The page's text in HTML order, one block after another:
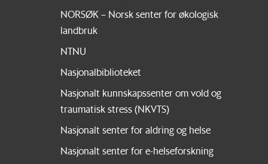
NORSØK – Norsk senter for økologisk
landbruk
NTNU
Nasjonalbiblioteket
Nasjonalt kunnskapssenter om vold og
traumatisk stress (NKVTS)
Nasjonalt senter for aldring og helse
Nasjonalt senter for e-helseforskning